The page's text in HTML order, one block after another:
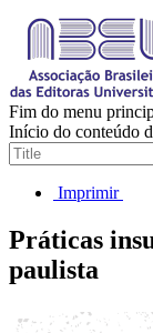
Fim do menu
Início do conteúdo
Imprimir
Práticas
paulista